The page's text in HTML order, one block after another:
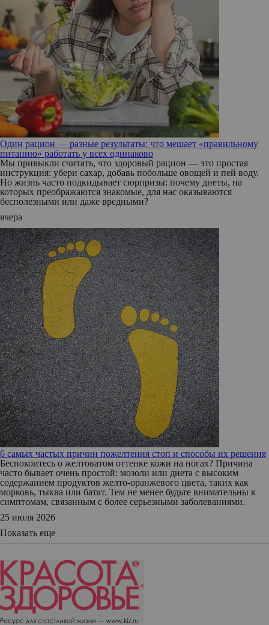
Один рацион — разные результаты: что мешает «правильному
питанию» работать у всех одинаково
Мы привыкли считать, что здоровый рацион — это простая
инструкция: убери сахар, добавь побольше овощей и пей воду.
Но жизнь часто подкидывает сюрпризы: почему диеты, на
которых преображаются знакомые, для нас оказываются
бесполезными или даже вредными?
вчера
6 самых частых причин пожелтения стоп и способы их решения
Беспокоитесь о желтоватом оттенке кожи на ногах? Причина
часто бывает очень простой: мозоли или диета с высоким
содержанием продуктов желто-оранжевого цвета, таких как
морковь, тыква или батат. Тем не менее будьте внимательны к
симптомам, связанным с более серьезными заболеваниями.
25 июля 2026
Показать еще